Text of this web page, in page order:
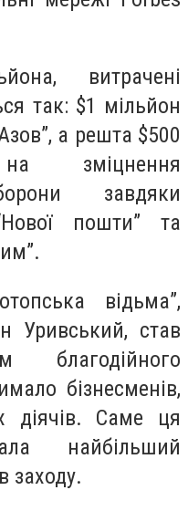
витрачені
так: $1 мільйон
а решта $500
зміцнення
завдяки
пошти” та
відьма”,
Уривський, став
благодійного
бізнесменів,
діячів. Саме ця
найбільший
заходу.